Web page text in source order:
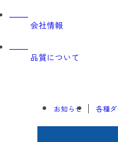
会社情報
品質について
お知らせ 各種